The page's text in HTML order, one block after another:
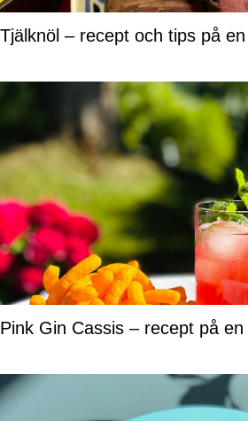
Tjälknöl – recept och tips på
Pink Gin Cassis – recept på